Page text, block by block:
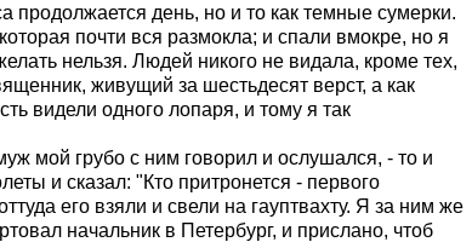
продолжается день, но и то как темные сумерки.
почти вся размокла; и спали вмокре, но я
нельзя. Людей никого не видала, кроме тех,
живущий за шестьдесят верст, а как
видели одного лопаря, и тому я так
мой грубо с ним говорил и ослушался, - то и
и сказал: "Кто притронется - первого
его взяли и свели на гауптвахту. Я за ним же
начальник в Петербург, и прислано, чтоб